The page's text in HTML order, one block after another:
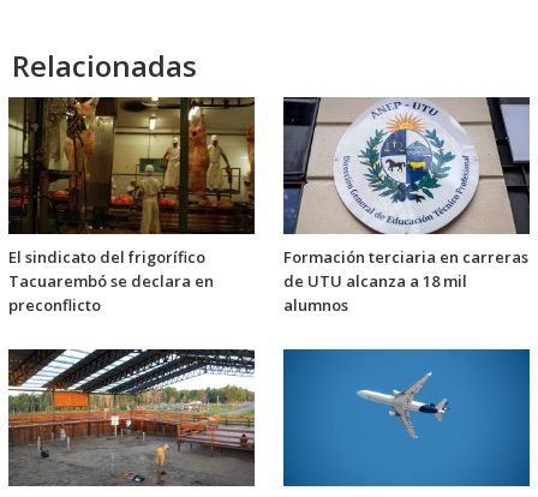
Relacionadas
El sindicato del frigorífico
Tacuarembó se declara en
preconflicto
Formación terciaria en carreras
de UTU alcanza a 18 mil
alumnos